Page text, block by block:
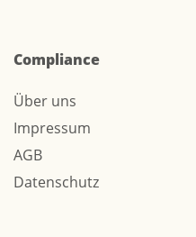
Compliance
Über uns
Impressum
AGB
Datenschutz